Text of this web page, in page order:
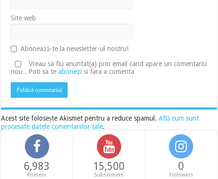
Site web
Abonează-te la newsletter-ul nostru!
Vreau sa fiu anuntat(a) prin email cand apare un comentariu
nou . Poti sa teabonezi si fara a comenta
Acest site folosește Akismet pentru a reduce spamul.Află cum sunt
procesate datele comentariilor tale.
6,983
Prieteni
15,500
Subscribers
0
Followers